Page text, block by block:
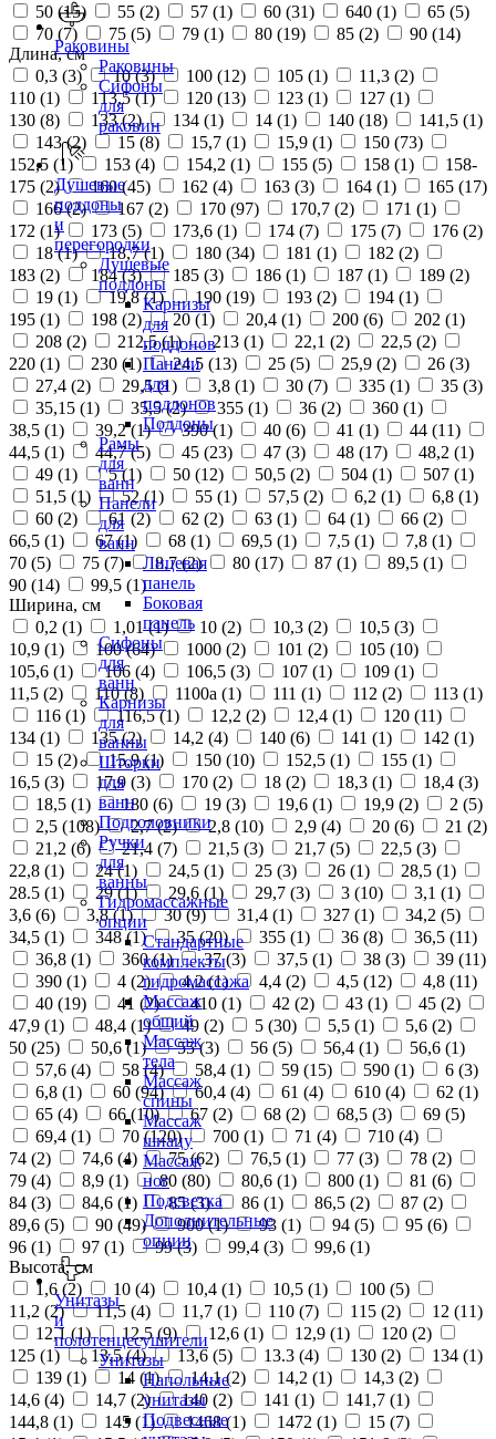
Раковины
Раковины
Сифоны
для
раковин
Душевые
поддоны
и
перегородки
Душевые
поддоны
Карнизы
для
поддонов
Панели
для
поддонов
Поддоны
Рамы
для
ванн
Панели
для
ванн
Лицевая
панель
Боковая
панель
Сифоны
для
ванн
Карнизы
для
ванны
Шторки
для
ванн
Подголовники
Ручки
для
ванны
Гидромассажные
опции
Стандартные
комплекты
гидромассажа
Массаж
общий
Массаж
тела
Массаж
спины
Массаж
шиацу
Массаж
ног
Подсветка
Дополнительные
опции
Унитазы
и
полотенцесушители
Унитазы
Напольные
унитазы
Подвесные
50 (15) 55 (2) 57 (1) 60 (31) 640 (1) 65 (5)
70 (7) 75 (5) 79 (1) 80 (19) 85 (2) 90 (14)
Длина, см
0,3 (3) 10 (3) 100 (12) 105 (1) 11,3 (2)
110 (1) 113,5 (1) 120 (13) 123 (1) 127 (1)
130 (8) 133 (2) 134 (1) 14 (1) 140 (18) 141,5 (1)
143 (2) 15 (8) 15,7 (1) 15,9 (1) 150 (73)
152,5 (1) 153 (4) 154,2 (1) 155 (5) 158 (1)
158-
175 (2) 160 (45) 162 (4) 163 (3) 164 (1) 165 (17)
166 (2) 167 (2) 170 (97) 170,7 (2) 171 (1)
172 (1) 173 (5) 173,6 (1) 174 (7) 175 (7) 176 (2)
18 (1) 18,7 (1) 180 (34) 181 (1) 182 (2)
183 (2) 184 (3) 185 (3) 186 (1) 187 (1) 189 (2)
19 (1) 19,8 (1) 190 (19) 193 (2) 194 (1)
195 (1) 198 (2) 20 (1) 20,4 (1) 200 (6) 202 (1)
208 (2) 212,5 (1) 213 (1) 22,1 (2) 22,5 (2)
220 (1) 230 (1) 24,5 (13) 25 (5) 25,9 (2) 26 (3)
27,4 (2) 29,5 (1) 3,8 (1) 30 (7) 335 (1) 35 (3)
35,15 (1) 35,5 (2) 355 (1) 36 (2) 360 (1)
38,5 (1) 39,2 (1) 390 (1) 40 (6) 41 (1) 44 (11)
44,5 (1) 44,7 (5) 45 (23) 47 (3) 48 (17) 48,2 (1)
49 (1) 5 (1) 50 (12) 50,5 (2) 504 (1) 507 (1)
51,5 (1) 52 (1) 55 (1) 57,5 (2) 6,2 (1) 6,8 (1)
60 (2) 61 (2) 62 (2) 63 (1) 64 (1) 66 (2)
66,5 (1) 67 (1) 68 (1) 69,5 (1) 7,5 (1) 7,8 (1)
70 (5) 75 (7) 8,7 (2) 80 (17) 87 (1) 89,5 (1)
90 (14) 99,5 (1)
Ширина, см
0,2 (1) 1,01 (1) 10 (2) 10,3 (2) 10,5 (3)
10,9 (1) 100 (64) 1000 (2) 101 (2) 105 (10)
105,6 (1) 106 (4) 106,5 (3) 107 (1) 109 (1)
11,5 (2) 110 (8) 1100а (1) 111 (1) 112 (2) 113 (1)
116 (1) 116,5 (1) 12,2 (2) 12,4 (1) 120 (11)
134 (1) 135 (2) 14,2 (4) 140 (6) 141 (1) 142 (1)
15 (2) 15,9 (1) 150 (10) 152,5 (1) 155 (1)
16,5 (3) 17,9 (3) 170 (2) 18 (2) 18,3 (1) 18,4 (3)
18,5 (1) 180 (6) 19 (3) 19,6 (1) 19,9 (2) 2 (5)
2,5 (108) 2,7 (2) 2,8 (10) 2,9 (4) 20 (6) 21 (2)
21,2 (6) 21,4 (7) 21,5 (3) 21,7 (5) 22,5 (3)
22,8 (1) 24 (1) 24,5 (1) 25 (3) 26 (1) 28,5 (1)
28.5 (1) 29 (1) 29,6 (1) 29,7 (3) 3 (10) 3,1 (1)
3,6 (6) 3,8 (1) 30 (9) 31,4 (1) 327 (1) 34,2 (5)
34,5 (1) 348 (1) 35 (20) 355 (1) 36 (8) 36,5 (11)
36,8 (1) 360 (1) 37 (3) 37,5 (1) 38 (3) 39 (11)
390 (1) 4 (2) 4,2 (1) 4,4 (2) 4,5 (12) 4,8 (11)
40 (19) 41 (2) 410 (1) 42 (2) 43 (1) 45 (2)
47,9 (1) 48,4 (1) 49 (2) 5 (30) 5,5 (1) 5,6 (2)
50 (25) 50,6 (1) 55 (3) 56 (5) 56,4 (1) 56,6 (1)
57,6 (4) 58 (4) 58,4 (1) 59 (15) 590 (1) 6 (3)
6,8 (1) 60 (94) 60,4 (4) 61 (4) 610 (4) 62 (1)
65 (4) 66 (10) 67 (2) 68 (2) 68,5 (3) 69 (5)
69,4 (1) 70 (120) 700 (1) 71 (4) 710 (4)
74 (2) 74,6 (4) 75 (62) 76,5 (1) 77 (3) 78 (2)
79 (4) 8,9 (1) 80 (80) 80,6 (1) 800 (1) 81 (6)
84 (3) 84,6 (1) 85 (3) 86 (1) 86,5 (2) 87 (2)
89,6 (5) 90 (49) 900 (1) 93 (1) 94 (5) 95 (6)
96 (1) 97 (1) 99 (3) 99,4 (3) 99,6 (1)
Высота, см
1,6 (2) 10 (4) 10,4 (1) 10,5 (1) 100 (5)
11,2 (2) 11,5 (4) 11,7 (1) 110 (7) 115 (2) 12 (11)
12,1 (1) 12,5 (9) 12,6 (1) 12,9 (1) 120 (2)
125 (1) 13,5 (4) 13,6 (5) 13.3 (4) 130 (2) 134 (1)
139 (1) 14 (1) 14,1 (2) 14,2 (1) 14,3 (2)
14,6 (4) 14,7 (2) 140 (2) 141 (1) 141,7 (1)
144,8 (1) 145 (1) 1468 (1) 1472 (1) 15 (7)